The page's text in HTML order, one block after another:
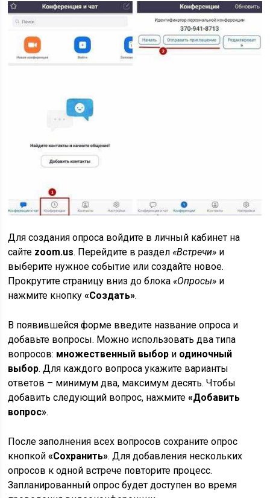
Для создания опроса войдите в личный кабинет на
сайте zoom.us. Перейдите в раздел«Встречи» и
выберите нужное событие или создайте новое.
Прокрутите страницу вниз до блока«Опросы» и
нажмите кнопку«Создать».
В появившейся форме введите название опроса и
добавьте вопросы. Можно использовать два типа
вопросов: множественный выбор и одиночный
выбор. Для каждого вопроса укажите варианты
ответов – минимум два, максимум десять. Чтобы
добавить следующий вопрос, нажмите«Добавить
вопрос».
После заполнения всех вопросов сохраните опрос
кнопкой«Сохранить». Для добавления нескольких
опросов к одной встрече повторите процесс.
Запланированный опрос будет доступен во время